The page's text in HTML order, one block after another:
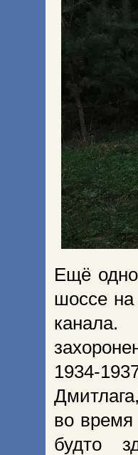
Ещё одно
шоссе на
канала.
1934-
во время
будто